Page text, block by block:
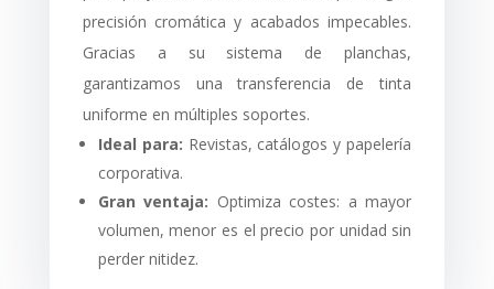
precisión cromática y acabados impecables.
Gracias a su sistema de planchas,
garantizamos una transferencia de tinta
uniforme en múltiples soportes.
Ideal para: Revistas, catálogos y papelería
corporativa.
Gran ventaja: Optimiza costes: a mayor
volumen, menor es el precio por unidad sin
perder nitidez.